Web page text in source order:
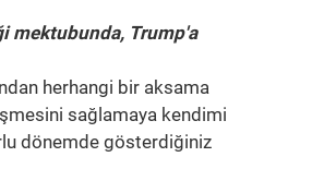
mektubunda, Trump'a
herhangi bir aksama
sağlamaya kendimi
dönemde gösterdiğiniz